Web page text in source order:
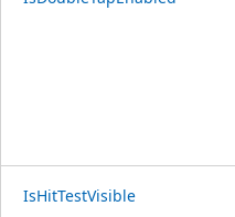
IsHitTestVisible